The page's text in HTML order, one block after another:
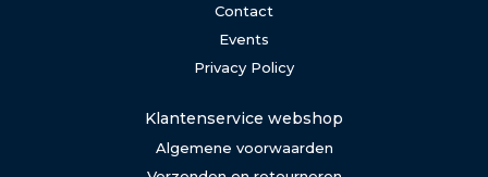
Contact
Events
Privacy Policy
Klantenservice webshop
Algemene voorwaarden